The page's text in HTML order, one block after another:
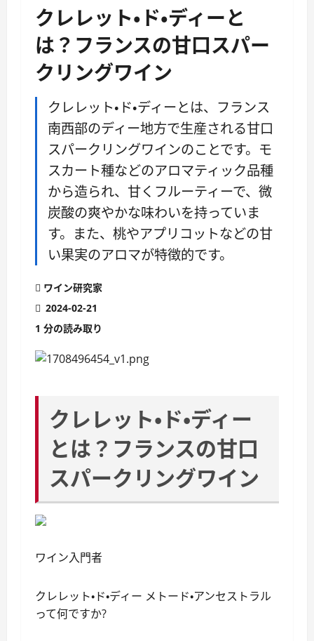
クレレット・ド・ディーと
は？フランスの甘口スパー
クリングワイン
クレレット・ド・ディーとは、フランス
南西部のディー地方で生産される甘口
スパークリングワインのことです。モ
スカート種などのアロマティック品種
から造られ、甘くフルーティーで、微
炭酸の爽やかな味わいを持っていま
す。また、桃やアプリコットなどの甘
い果実のアロマが特徴的です。
ワイン研究家
2024-02-21
1 分の読み取り
クレレット・ド・ディー
とは？フランスの甘口
スパークリングワイン
ワイン入門者
クレレット・ド・ディー メトード・アンセストラル
って何ですか?